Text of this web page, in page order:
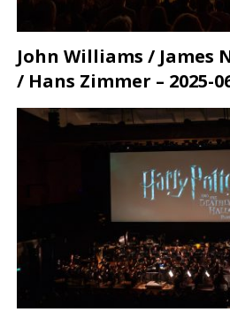
John Williams / James
/ Hans Zimmer – 2025-